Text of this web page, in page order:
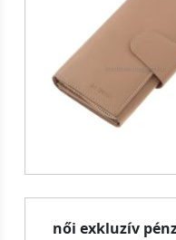
női exkluzív